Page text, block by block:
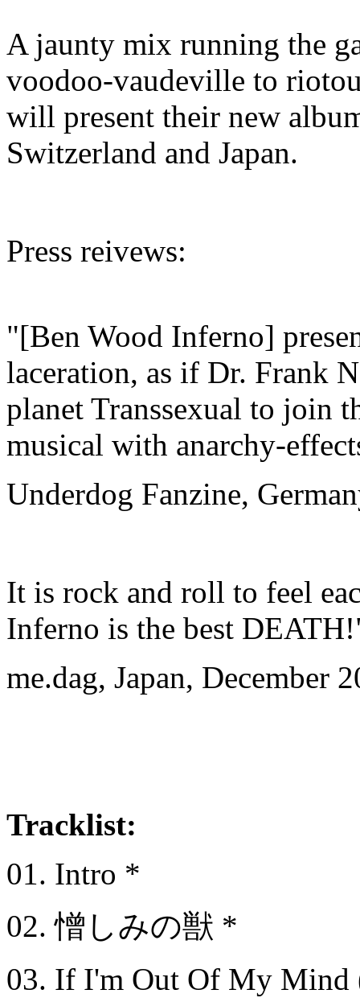
A jaunty mix running the
voodoo-vaudeville to
will present their new
Switzerland and Japan.
Press reivews:
"[Ben Wood Inferno]
laceration, as if Dr. Frank
planet Transsexual to join
musical with anarchy-
Underdog Fanzine,
It is rock and roll to feel
Inferno is the best
me.dag, Japan, December
Tracklist:
01. Intro *
02. 憎しみの獣 *
03. If I'm Out Of My